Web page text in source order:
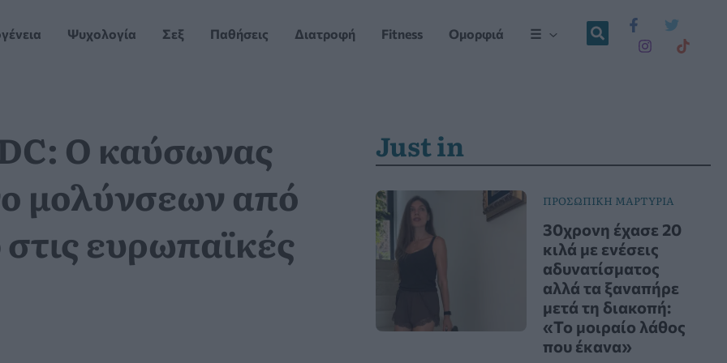
Ψυχολογία Σεξ Παθήσεις Διατροφή Fitness Ομορφιά ☰
Ο καύσωνας
μολύνσεων από
ευρωπαϊκές
Just in
ΠΡΟΣΩΠΙΚΗ ΜΑΡΤΥΡΙΑ
30χρονη έχασε 20
κιλά με ενέσεις
αδυνατίσματος
αλλά τα ξαναπήρε
μετά τη διακοπή:
«Το μοιραίο λάθος
που έκανα»